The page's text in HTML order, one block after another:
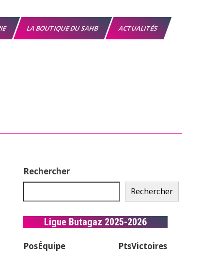
LA BOUTIQUE DU SAHB ACTUALITÉS
Rechercher
Rechercher
Ligue Butagaz 2025-2026
PosÉquipe PtsVictoires